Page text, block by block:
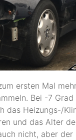
ersten Mal
Bei -7
das Heizungs-/
und das Alter
nicht, aber